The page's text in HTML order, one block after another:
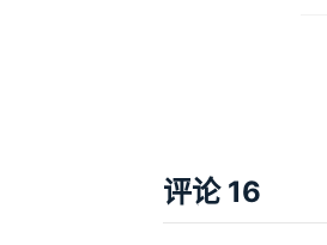
评论 16